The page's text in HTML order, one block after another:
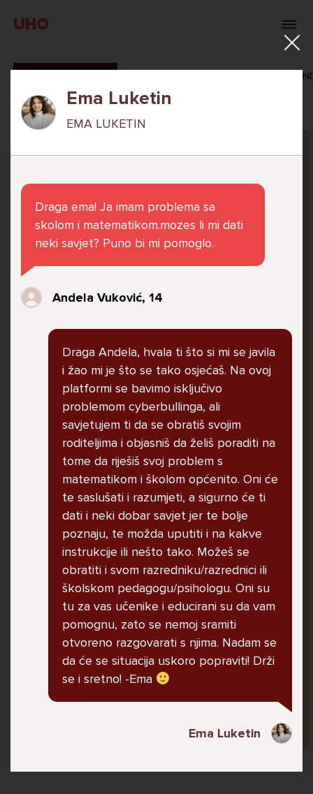
UHO
VERONIKA
Već 6 godina u školi nekoliko cura iz mog
razreda me izbacuju iz zajedničkih aktivnosti
te me iskorištavaju. Dečki iz mojeg razreda mi
govore da sam glupača te me preko discorda
vrijeđaju jer sam niska te mi govore da se
ubijem. Prije mjesec dana su me istukli kod
parka iz čistog mira dok sam prolazila sa
svojim susjedama i malim psom. Stalno u
krevet idem plačući. Nesvjesno te zbog
ljutnje sam se počela tući po nogama no
prestala sam jer me važna osoba potaknula
na to. Prije toga svega nakon nekoliko godina
prijateljstva ostavila me najbolja prijateljica
nisam htjela ići u školu jer me to sve jako
pogodilo. Cyber bulyala me preko snapchata
i drugih drugih društvenih mreža. Sad opet
razgovaramo no jako teško. Stalno provodim
vrijeme učeći ili trenirajući moje pse jako sam
vezana za njih te ih jako volim Često
razgovaram s mamom no ne želim joj sve reći
jer me ne shvaća. Ponekad želim skočiti sa
balkona svoje kuće. Neznam što da više
Ema Luketin
EMA LUKETIN
Draga ema! Ja imam problema sa
skolom i matematikom.mozes li mi dati
neki savjet? Puno bi mi pomoglo.
Andela Vuković, 14
Draga Andela, hvala ti što si mi se javila
i žao mi je što se tako osjećaš. Na ovoj
platformi se bavimo isključivo
problemom cyberbullinga, ali
savjetujem ti da se obratiš svojim
roditeljima i objasniš da želiš poraditi na
tome da riješiš svoj problem s
matematikom i školom općenito. Oni će
te saslušati i razumjeti, a sigurno će ti
dati i neki dobar savjet jer te bolje
poznaju, te možda uputiti i na kakve
instrukcije ili nešto tako. Možeš se
obratiti i svom razredniku/razrednici ili
školskom pedagogu/psihologu. Oni su
tu za vas učenike i educirani su da vam
pomognu, zato se nemoj sramiti
otvoreno razgovarati s njima. Nadam se
da će se situacija uskoro popraviti! Drži
se i sretno! -Ema
Ema Luketin